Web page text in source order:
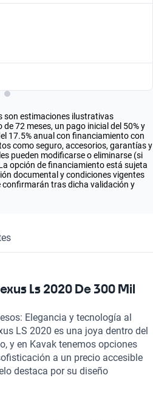
son estimaciones ilustrativas
72 meses, un pago inicial del 50% y
17.5% anual con financiamiento con
como seguro, accesorios, garantías y
pueden modificarse o eliminarse (si
opción de financiamiento está sujeta
documental y condiciones vigentes
tras dicha validación y
Ls 2020 De 300 Mil
Elegancia y tecnología al
LS 2020 es una joya dentro del
y en Kavak tenemos opciones
a un precio accesible
destaca por su diseño
no solo refleja un estilo